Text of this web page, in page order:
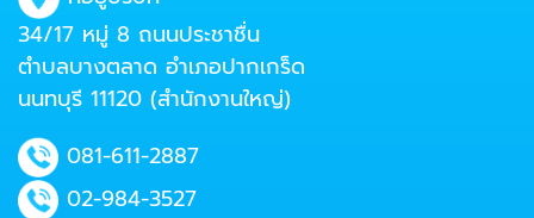
34/17 หมู่ 8 ถนนประชาชื่น
ตำบลบางตลาด อำเภอปากเกร็ด
นนทบุรี 11120 (สำนักงานใหญ่)
081-611-2887
02-984-3527